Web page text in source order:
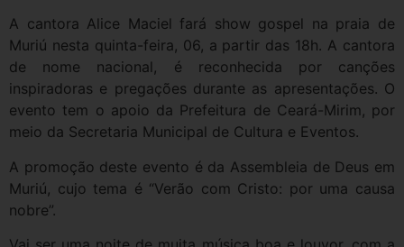
A cantora Alice Maciel fará show gospel na praia de
Muriú nesta quinta-feira, 06, a partir das 18h. A cantora
de nome nacional, é reconhecida por canções
inspiradoras e pregações durante as apresentações. O
evento tem o apoio da Prefeitura de Ceará-Mirim, por
meio da Secretaria Municipal de Cultura e Eventos.
A promoção deste evento é da Assembleia de Deus em
Muriú, cujo tema é “Verão com Cristo: por uma causa
nobre”.